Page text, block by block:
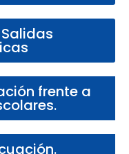
frente a